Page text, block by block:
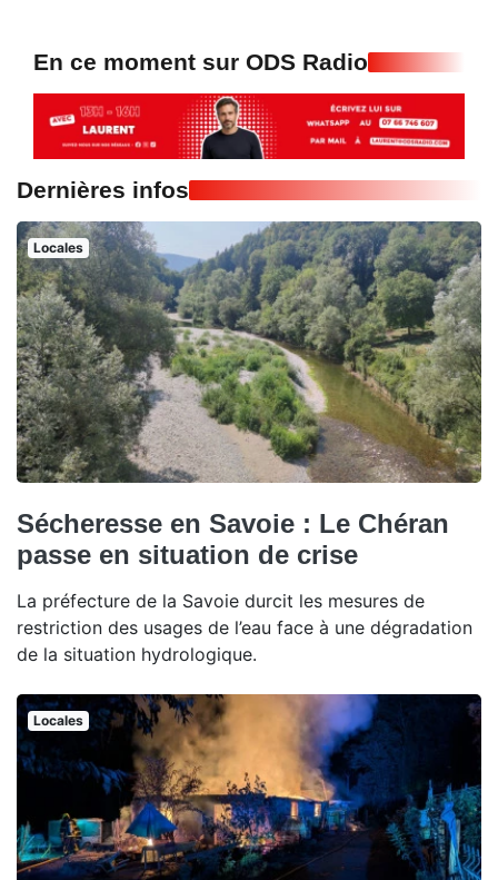
En ce moment sur ODS Radio
Dernières infos
Locales
Sécheresse en Savoie : Le Chéran
passe en situation de crise
La préfecture de la Savoie durcit les mesures de
restriction des usages de l’eau face à une dégradation
de la situation hydrologique.
Locales